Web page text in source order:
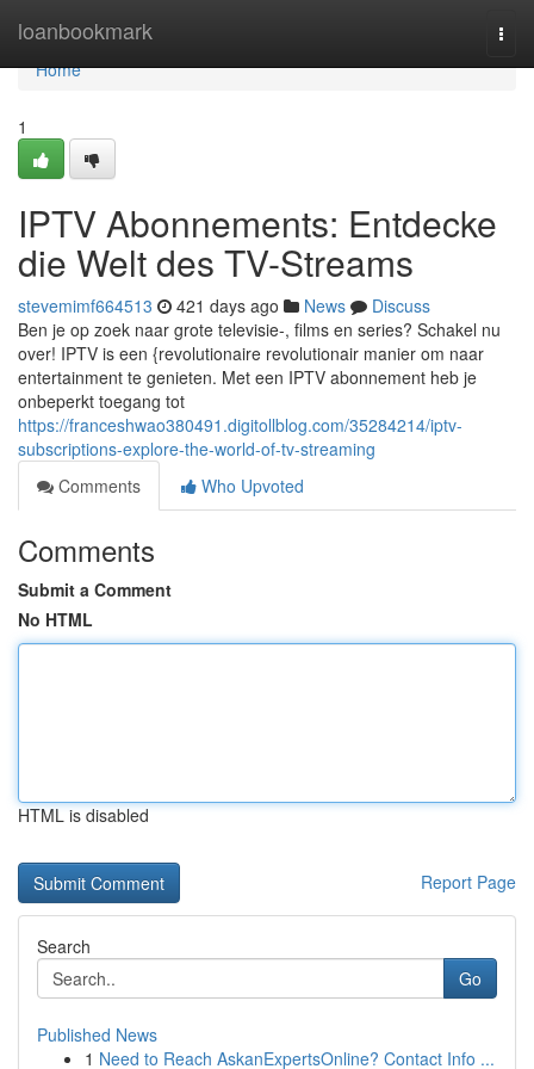
loanbookmark
Home
Home
1
IPTV Abonnements: Entdecke
die Welt des TV-Streams
stevemimf664513 421 days ago News
Discuss
Ben je op zoek naar grote televisie-, films en series? Schakel nu
over! IPTV is een {revolutionaire revolutionair manier om naar
entertainment te genieten. Met een IPTV abonnement heb je
onbeperkt toegang tot
https://franceshwao380491.digitollblog.com/35284214/iptv-
subscriptions-explore-the-world-of-tv-streaming
Comments
Who Upvoted
Comments
Submit a Comment
No HTML
HTML is disabled
Report Page
Search
Go
Published News
1 Need to Reach AskanExpertsOnline? Contact Info ...